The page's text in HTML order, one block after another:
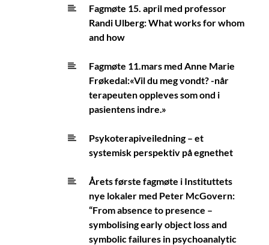
Fagmøte 15. april med professor
Randi Ulberg: What works for whom
and how
Fagmøte 11.mars med Anne Marie
Frøkedal:«Vil du meg vondt? -når
terapeuten oppleves som ond i
pasientens indre.»
Psykoterapiveiledning – et
systemisk perspektiv på egnethet
Årets første fagmøte i Instituttets
nye lokaler med Peter McGovern:
“From absence to presence –
symbolising early object loss and
symbolic failures in psychoanalytic